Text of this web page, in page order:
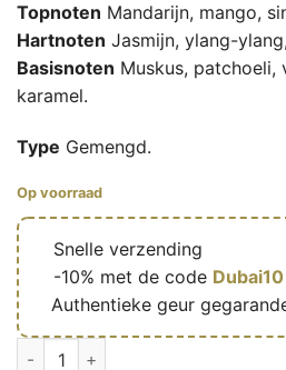
Topnoten Mandarijn, mango,
Hartnoten Jasmijn, ylang-
Basisnoten Muskus, patchoeli,
karamel.
Type Gemengd.
Op voorraad
Snelle verzending
-10% met de code Dubai10
Authentieke geur
Hilm - Eau de parfum mixte